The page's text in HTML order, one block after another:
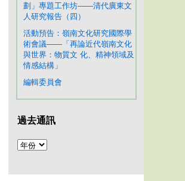
劃」專題工作坊——清代廣東文
人研究報告（四）
活動預告：嶺南文化研究國際學
術會議——「再論近代嶺南文化
與世界：物質文 化、精神領域及
情感結構」
編輯委員會
過去通訊